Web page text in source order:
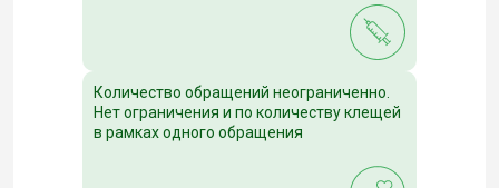
Количество обращений неограниченно.
Нет ограничения и по количеству клещей
в рамках одного обращения